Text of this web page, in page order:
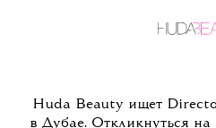
Huda Beauty ищет
в Дубае. Откликнуться